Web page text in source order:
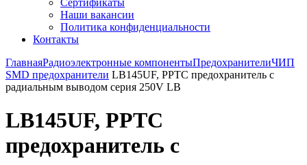
Сертификаты
Наши вакансии
Политика конфиденциальности
Контакты
ГлавнаяРадиоэлектронные компонентыПредохранителиЧИП
SMD предохранители LB145UF, PPTC предохранитель с
радиальным выводом cерия 250V LB
LB145UF, PPTC
предохранитель с